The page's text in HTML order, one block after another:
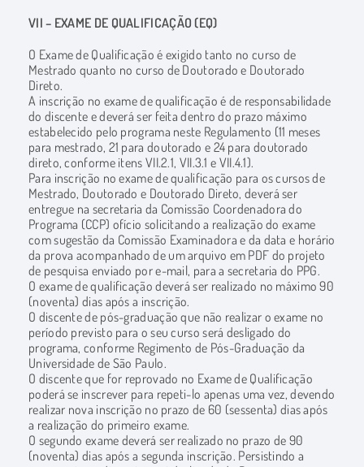
VII – EXAME DE QUALIFICAÇÃO (EQ)
O Exame de Qualificação é exigido tanto no curso de
Mestrado quanto no curso de Doutorado e Doutorado
Direto.
A inscrição no exame de qualificação é de responsabilidade
do discente e deverá ser feita dentro do prazo máximo
estabelecido pelo programa neste Regulamento (11 meses
para mestrado, 21 para doutorado e 24 para doutorado
direto, conforme itens VII.2.1, VII.3.1 e VII.4.1).
Para inscrição no exame de qualificação para os cursos de
Mestrado, Doutorado e Doutorado Direto, deverá ser
entregue na secretaria da Comissão Coordenadora do
Programa (CCP) ofício solicitando a realização do exame
com sugestão da Comissão Examinadora e da data e horário
da prova acompanhado de um arquivo em PDF do projeto
de pesquisa enviado por e-mail, para a secretaria do PPG.
O exame de qualificação deverá ser realizado no máximo 90
(noventa) dias após a inscrição.
O discente de pós-graduação que não realizar o exame no
período previsto para o seu curso será desligado do
programa, conforme Regimento de Pós-Graduação da
Universidade de São Paulo.
O discente que for reprovado no Exame de Qualificação
poderá se inscrever para repeti-lo apenas uma vez, devendo
realizar nova inscrição no prazo de 60 (sessenta) dias após
a realização do primeiro exame.
O segundo exame deverá ser realizado no prazo de 90
(noventa) dias após a segunda inscrição. Persistindo a